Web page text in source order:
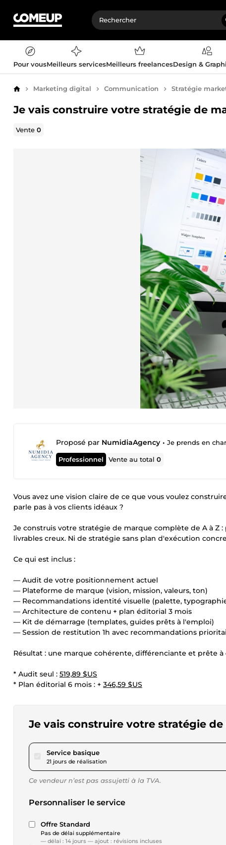
Pour vousMeilleurs servicesMeilleurs freelancesDesign &
AccueilMarketing digital Communication Stratégie
Je vais construire votre stratégie de
Vente0
Proposé par NumidiaAgency • Je prends en
Professionnel Vente au total0
Vous avez une vision claire de ce que vous voulez
parle pas à vos clients idéaux ?
Je construis votre stratégie de marque complète de A à
livrables creux. Ni de stratégie sans plan d'exécution
Ce qui est inclus :
— Audit de votre positionnement actuel
— Plateforme de marque (vision, mission, valeurs, ton)
— Recommandations identité visuelle (palette,
— Architecture de contenu + plan éditorial 3 mois
— Kit de démarrage (templates, guides prêts à l'emploi)
— Session de restitution 1h avec recommandations
Résultat : une marque cohérente, différenciante et prête à
* Audit seul : 519,89 $US
* Plan éditorial 6 mois : + 346,59 $US
Je vais construire votre stratégie
Service basiquepour 2 079,57 $US
21 jours de réalisation
Ce vendeur n’est pas assujetti à la TVA.
Personnaliser le service
Offre Standard
Pas de délai supplémentaire
— délai : 14 jours — ajout : révisions incluses